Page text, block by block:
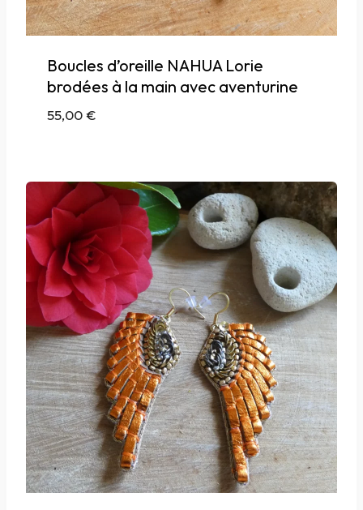
Boucles d’oreille NAHUA Lorie
brodées à la main avec aventurine
55,00€